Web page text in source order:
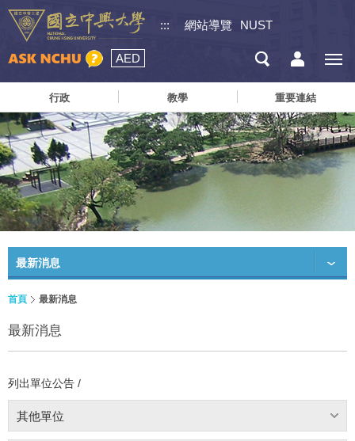
::: 網站導覽 NUST
AED
行政 教學 重要連結
最新消息
首頁 最新消息
最新消息
列出單位公告 /
其他單位